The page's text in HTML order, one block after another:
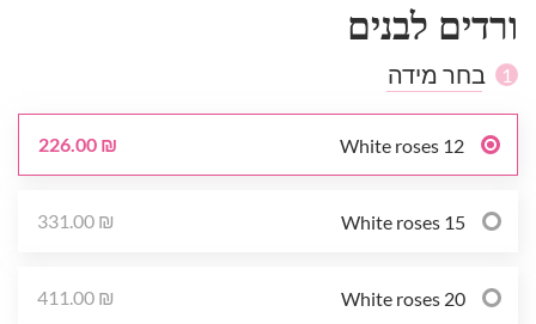
ורדים לבנים
1 בחר מידה
12 White roses
226.00 ₪
15 White roses
331.00 ₪
20 White roses
411.00 ₪